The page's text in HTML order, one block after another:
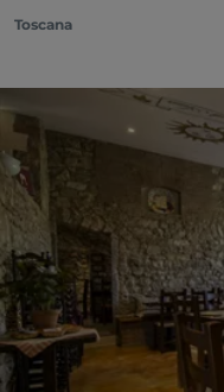
Toscana